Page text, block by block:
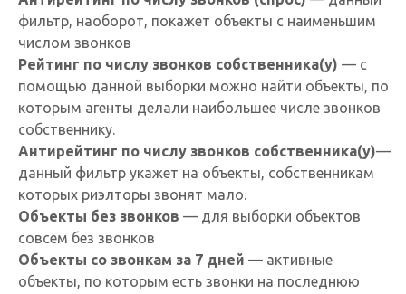
фильтр, наоборот, покажет объекты с наименьшим
числом звонков
Рейтинг по числу звонков собственника(у) — с
помощью данной выборки можно найти объекты, по
которым агенты делали наибольшее числе звонков
собственнику.
Антирейтинг по числу звонков собственника(у)—
данный фильтр укажет на объекты, собственникам
которых риэлторы звонят мало.
Объекты без звонков — для выборки объектов
совсем без звонков
Объекты со звонкам за 7 дней — активные
объекты, по которым есть звонки на последнюю